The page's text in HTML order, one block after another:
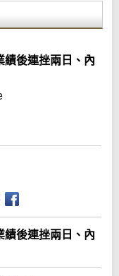
績後連挫兩日、內
績後連挫兩日、內